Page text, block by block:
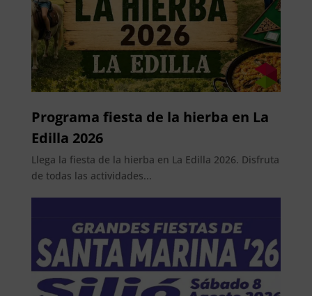
Programa fiesta de la hierba en La
Edilla 2026
Llega la fiesta de la hierba en La Edilla 2026. Disfruta
de todas las actividades...